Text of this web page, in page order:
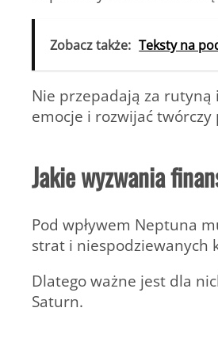
Zobacz także: Teksty na
Nie przepadają za
emocje i rozwijać twórczy
Jakie wyzwania
Pod wpływem Neptuna
strat i niespodziewanych
Dlatego ważne jest dla
Saturn.